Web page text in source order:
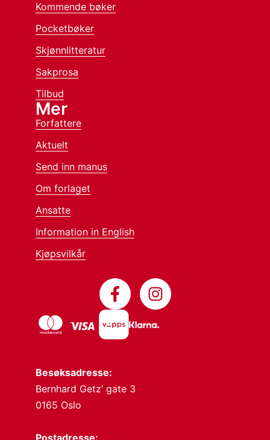
Besøksadresse:
Bernhard Getz’ gate 3
0165 Oslo
Kommende bøker
Pocketbøker
Skjønnlitteratur
Sakprosa
Tilbud
Mer
Forfattere
Aktuelt
Send inn manus
Om forlaget
Ansatte
Information in English
Kjøpsvilkår